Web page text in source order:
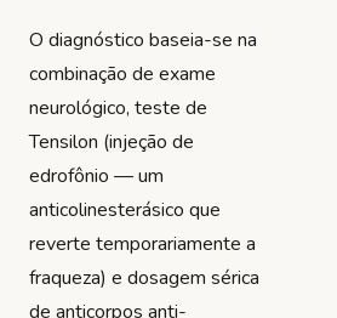
O diagnóstico baseia-se na
combinação de exame
neurológico, teste de
Tensilon (injeção de
edrofônio — um
anticolinesterásico que
reverte temporariamente a
fraqueza) e dosagem sérica
de anticorpos anti-